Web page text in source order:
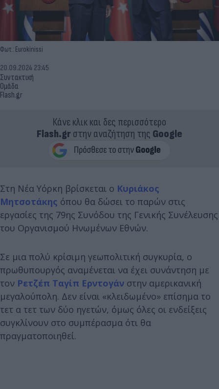
Φωτ.: Eurokinissi
Συντακτική
Ομάδα
Flash.gr
20.09.2024 23:45
Κάνε κλικ και δες περισσότερο
Flash.grστην αναζήτηση της Google
Στη Νέα Υόρκη βρίσκεται ο Κυριάκος
Μητσοτάκης όπου θα δώσει το παρών στις
εργασίες της 79ης Συνόδου της Γενικής Συνέλευσης
του Οργανισμού Ηνωμένων Εθνών.
Σε μια πολύ κρίσιμη γεωπολιτική συγκυρία, ο
πρωθυπουργός αναμένεται να έχει συνάντηση με
τον Ρετζέπ Ταγίπ Ερντογάν στην αμερικανική
μεγαλούπολη. Δεν είναι «κλειδωμένο» επίσημα το
τετ α τετ των δύο ηγετών, όμως όλες οι ενδείξεις
συγκλίνουν στο συμπέρασμα ότι θα
πραγματοποιηθεί.